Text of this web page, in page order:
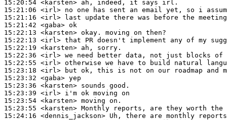
15:20:54 <karsten>
15:21:06 <irl>
15:21:16 <irl>
15:21:42 <gaba>
15:22:13 <karsten>
15:22:13 <irl>
15:22:19 <karsten>
15:22:36 <irl>
15:22:55 <irl>
15:23:18 <irl>
15:23:32 <gaba>
15:23:36 <karsten>
15:23:39 <irl>
15:23:54 <karsten>
15:23:55 <karsten>
15:24:16 <dennis_jackson>